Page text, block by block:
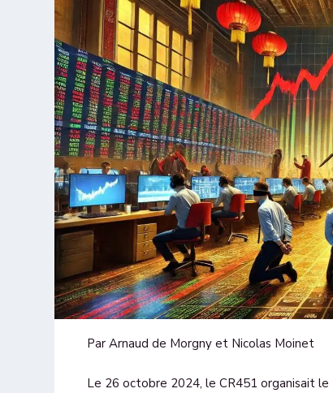
Par Arnaud de Morgny et Nicolas Moinet
Le 26 octobre 2024, le CR451 organisait le